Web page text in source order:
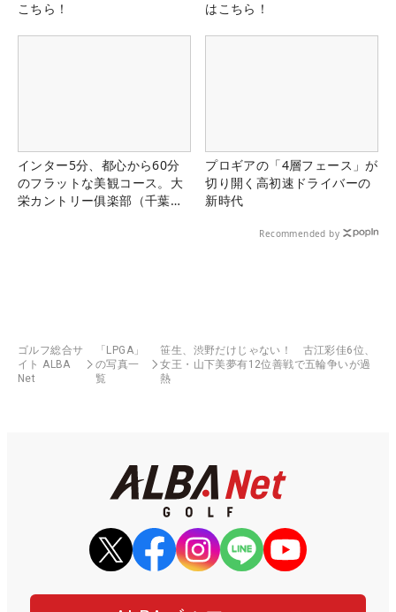
こちら！
はこちら！
インター5分、都心から60分
のフラットな美観コース。大
栄カントリー俱楽部（千葉
プロギアの「4層フェース」が
切り開く高初速ドライバーの
新時代
Recommended by
ゴルフ総合サ
イト ALBA
Net
「LPGA」
の写真一
覧
笹生、渋野だけじゃない！ 古江彩佳6位、
女王・山下美夢有12位善戦で五輪争いが過
熱